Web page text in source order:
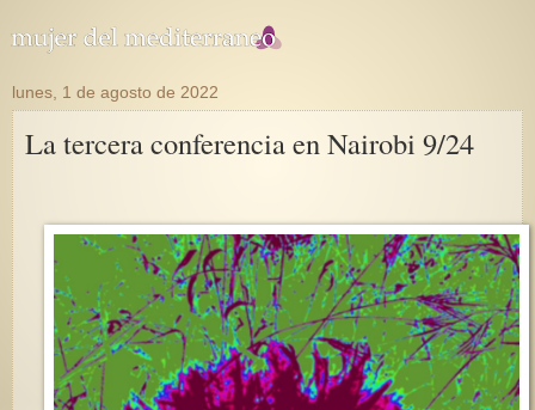
lunes, 1 de agosto de 2022
La tercera conferencia en Nairobi 9/24